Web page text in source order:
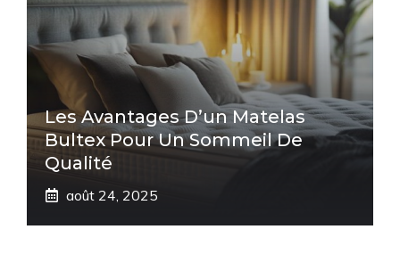
Les Avantages D’un Matelas
Bultex Pour Un Sommeil De
Qualité
août 24, 2025